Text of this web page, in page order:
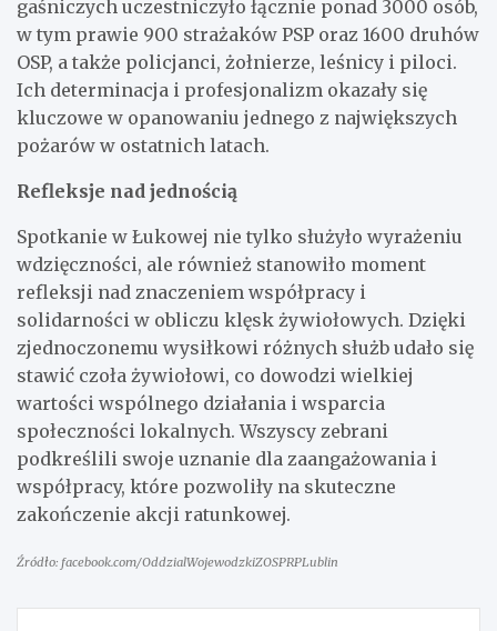
gaśniczych uczestniczyło łącznie ponad 3000 osób,
w tym prawie 900 strażaków PSP oraz 1600 druhów
OSP, a także policjanci, żołnierze, leśnicy i piloci.
Ich determinacja i profesjonalizm okazały się
kluczowe w opanowaniu jednego z największych
pożarów w ostatnich latach.
Refleksje nad jednością
Spotkanie w Łukowej nie tylko służyło wyrażeniu
wdzięczności, ale również stanowiło moment
refleksji nad znaczeniem współpracy i
solidarności w obliczu klęsk żywiołowych. Dzięki
zjednoczonemu wysiłkowi różnych służb udało się
stawić czoła żywiołowi, co dowodzi wielkiej
wartości wspólnego działania i wsparcia
społeczności lokalnych. Wszyscy zebrani
podkreślili swoje uznanie dla zaangażowania i
współpracy, które pozwoliły na skuteczne
zakończenie akcji ratunkowej.
Źródło: facebook.com/OddzialWojewodzkiZOSPRPLublin